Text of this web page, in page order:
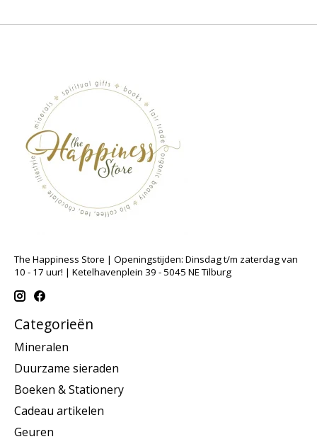
The Happiness Store | Openingstijden: Dinsdag t/m zaterdag van
10 - 17 uur! | Ketelhavenplein 39 - 5045 NE Tilburg
Categorieën
Mineralen
Duurzame sieraden
Boeken & Stationery
Cadeau artikelen
Geuren